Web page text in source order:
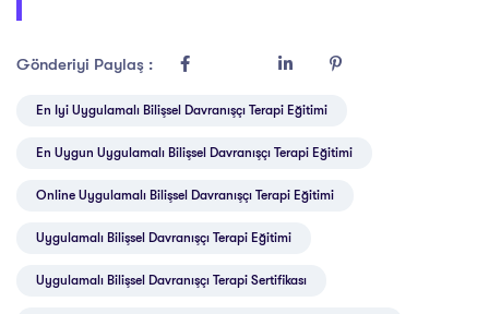
Gönderiyi Paylaş :
En Iyi Uygulamalı Bilişsel Davranışçı Terapi Eğitimi
En Uygun Uygulamalı Bilişsel Davranışçı Terapi Eğitimi
Online Uygulamalı Bilişsel Davranışçı Terapi Eğitimi
Uygulamalı Bilişsel Davranışçı Terapi Eğitimi
Uygulamalı Bilişsel Davranışçı Terapi Sertifikası